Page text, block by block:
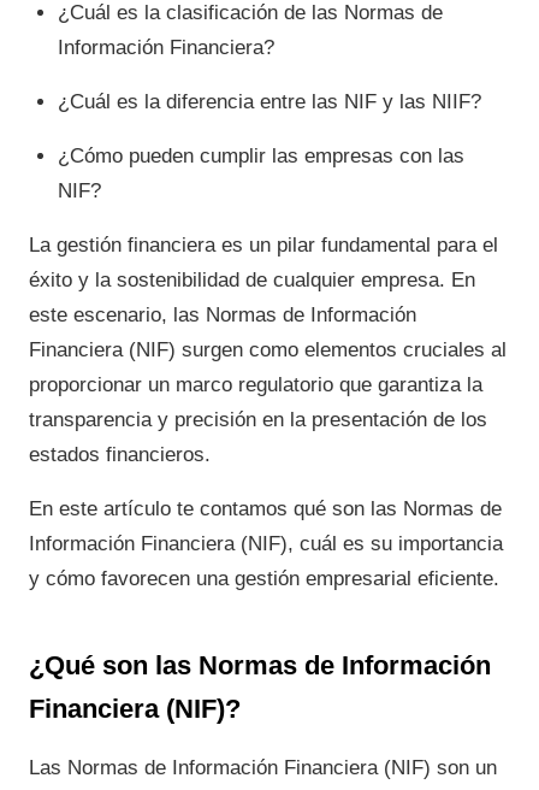
¿Cuál es la clasificación de las Normas de
Información Financiera?
¿Cuál es la diferencia entre las NIF y las NIIF?
¿Cómo pueden cumplir las empresas con las
NIF?
La gestión financiera es un pilar fundamental para el
éxito y la sostenibilidad de cualquier empresa. En
este escenario, las Normas de Información
Financiera (NIF) surgen como elementos cruciales al
proporcionar un marco regulatorio que garantiza la
transparencia y precisión en la presentación de los
estados financieros.
En este artículo te contamos qué son las Normas de
Información Financiera (NIF), cuál es su importancia
y cómo favorecen una gestión empresarial eficiente.
¿Qué son las Normas de Información
Financiera (NIF)?
Las Normas de Información Financiera (NIF) son un